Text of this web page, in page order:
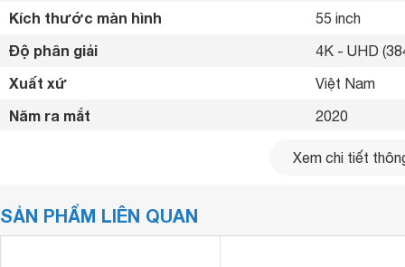
Kích thước màn hình 55 inch
Độ phân giải 4K - UHD
Xuất xứ Việt Nam
Năm ra mắt 2020
Có (Loa,
Cổng HDMI
Xem chi tiết
SẢN PHẨM LIÊN QUAN